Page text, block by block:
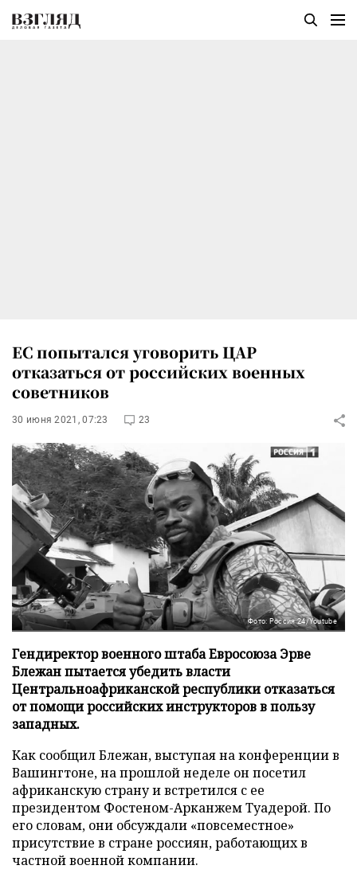
ЕС попытался уговорить ЦАР
отказаться от российских военных
советников
30 июня 2021, 07:23 23
Фото: Россия 24/Youtube
Гендиректор военного штаба Евросоюза Эрве
Блежан пытается убедить власти
Центральноафриканской республики отказаться
от помощи российских инструкторов в пользу
западных.
Как сообщил Блежан, выступая на конференции в
Вашингтоне, на прошлой неделе он посетил
африканскую страну и встретился с ее
президентом Фостеном-Арканжем Туадерой. По
его словам, они обсуждали «повсеместное»
присутствие в стране россиян, работающих в
частной военной компании.